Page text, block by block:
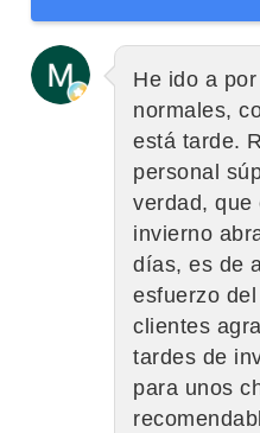
He ido a
normales,
está tarde.
personal
verdad, que
invierno
días, es de
esfuerzo
clientes
tardes de
para unos